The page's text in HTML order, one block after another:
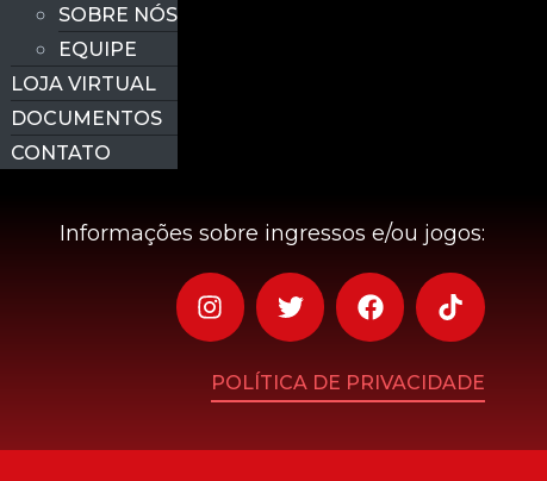
SOBRE NÓS
EQUIPE
LOJA VIRTUAL
DOCUMENTOS
CONTATO
Informações sobre ingressos e/ou jogos:
POLÍTICA DE PRIVACIDADE